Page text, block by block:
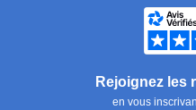
Rejoignez les
en vous